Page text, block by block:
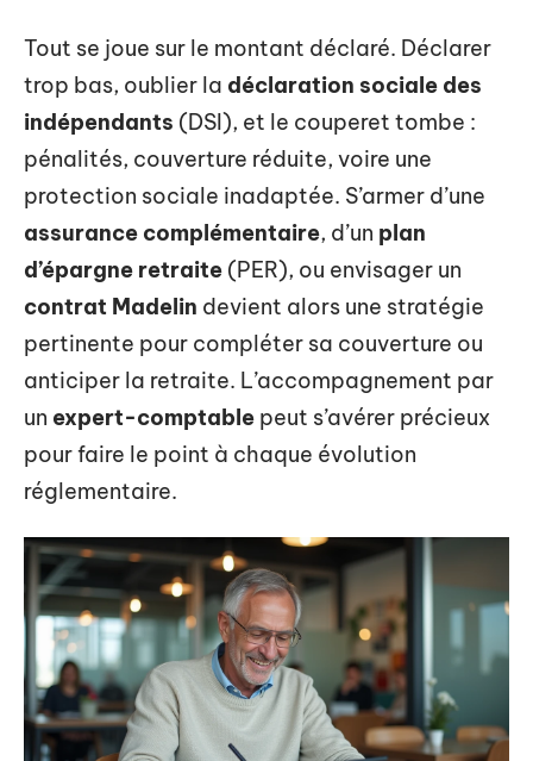
Tout se joue sur le montant déclaré. Déclarer
trop bas, oublier la déclaration sociale des
indépendants (DSI), et le couperet tombe :
pénalités, couverture réduite, voire une
protection sociale inadaptée. S’armer d’une
assurance complémentaire, d’un plan
d’épargne retraite (PER), ou envisager un
contrat Madelin devient alors une stratégie
pertinente pour compléter sa couverture ou
anticiper la retraite. L’accompagnement par
un expert-comptable peut s’avérer précieux
pour faire le point à chaque évolution
réglementaire.